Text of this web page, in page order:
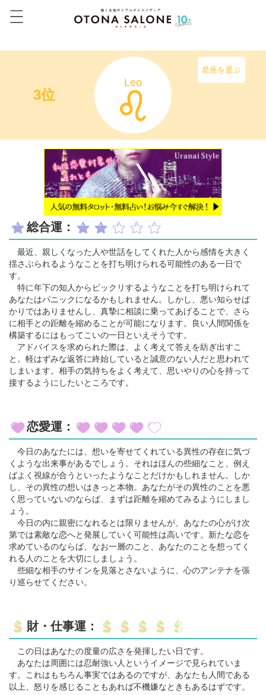
3位
Leo
星座を選ぶ
総合運：
最近、親しくなった人や世話をしてくれた人から感情を大きく
揺さぶられるようなことを打ち明けられる可能性のある一日で
す。
特に年下の知人からビックリするようなことを打ち明けられて
あなたはパニックになるかもしれません。しかし、悪い知らせば
かりではありませんし、真摯に相談に乗ってあげることで、さら
に相手との距離を縮めることが可能になります。良い人間関係を
構築するにはもってこいの一日といえそうです。
アドバイスを求められた際は、よく考えて答えを紡ぎ出すこ
と。軽はずみな返答に終始していると誠意のない人だと思われて
しまいます。相手の気持ちをよく考えて、思いやりの心を持って
接するようにしたいところです。
恋愛運：
今日のあなたには、想いを寄せてくれている異性の存在に気づ
くような出来事があるでしょう。それはほんの些細なこと、例え
ばよく視線が合うといったようなことだけかもしれません。しか
し、その異性の想いはきっと本物。あなたがその異性のことを悪
く思っていないのならば、まずは距離を縮めてみるようにしまし
ょう。
今日の内に親密になれるとは限りませんが、あなたの心がけ次
第では素敵な恋へと発展していく可能性は高いです。新たな恋を
求めているのならば、なお一層のこと、あなたのことを想ってく
れる人のことを大切にしましょう。
些細な相手のサインを見落とさないように、心のアンテナを張
り巡らせてください。
財・仕事運：
この日はあなたの度量の広さを発揮したい日です。
あなたは周囲には忍耐強い人というイメージで見られていま
す。これはもちろん事実ではあるのですが、あなたも人間である
以上、怒りを感じることもあれば不機嫌なときもあるはずです。